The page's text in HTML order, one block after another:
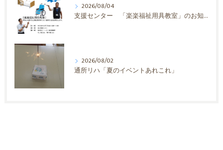
2026/08/04
支援センター 「楽楽福祉用具教室」のお知らせ
2026/08/02
通所リハ「夏のイベントあれこれ」